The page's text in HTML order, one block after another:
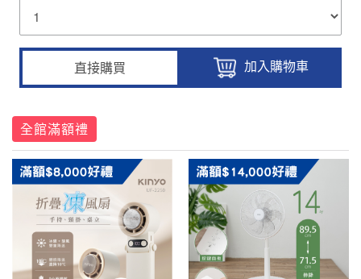
直接購買 加入購物車
全館滿額禮